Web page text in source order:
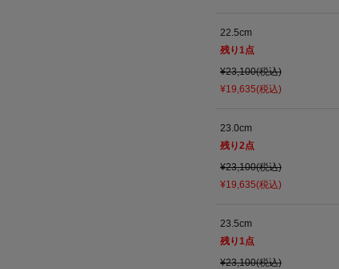
22.5cm
残り1点
¥23,100(税込)
¥19,635(税込)
23.0cm
残り2点
¥23,100(税込)
¥19,635(税込)
23.5cm
残り1点
¥23,100(税込)